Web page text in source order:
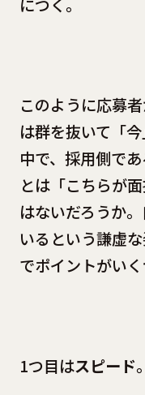
につく。
このように応募
は群を抜いて「
中で、採用側で
とは「こちらが
はないだろうか
いるという謙虚
でポイントがいく
1つ目はスピード。